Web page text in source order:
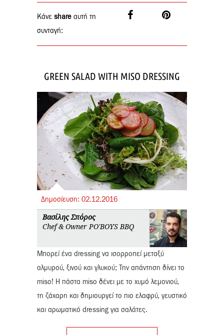
Κάνε share αυτή τη
συνταγή:
GREEN SALAD WITH MISO DRESSING
Δημοσίευση: 02.12.2016
Βασίλης Σπόρος
Chef & Owner PO'BOYS BBQ
Μπορεί ένα dressing να ισορροπεί μεταξύ
αλμυρού, ξινού και γλυκού; Την απάντηση δίνει το
miso! Η πάστα miso δένει με το χυμό λεμονιού,
τη ζάχαρη και δημιουργεί το πιο ελαφρύ, γευστικό
και αρωματικό dressing για σαλάτες.